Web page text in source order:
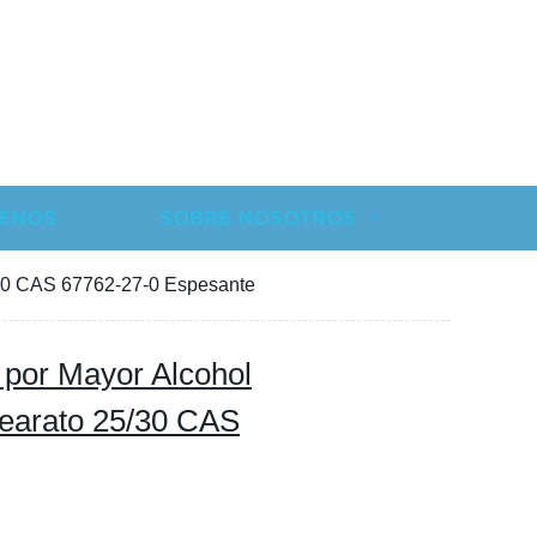
SOBRE NOSOTROS
CAS 67762-27-0 Espesante
Mayor Alcohol
25/30 CAS